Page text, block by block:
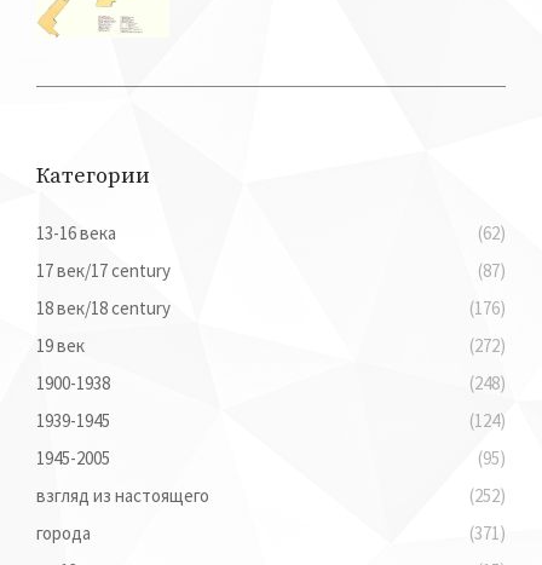
Категории
13-16 века
(62)
17 век/17 century
(87)
18 век/18 century
(176)
19 век
(272)
1900-1938
(248)
1939-1945
(124)
1945-2005
(95)
взгляд из настоящего
(252)
города
(371)